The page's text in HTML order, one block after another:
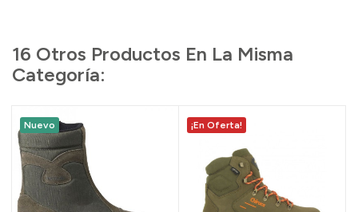
16 Otros Productos En La Misma
Categoría:
Nuevo ¡En Oferta!